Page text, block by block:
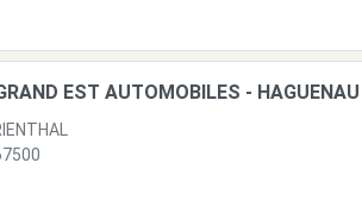
EST AUTOMOBILES -